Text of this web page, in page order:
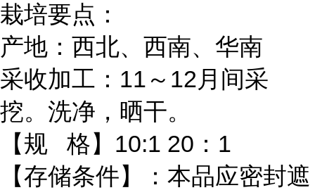
栽培要点：
产地：西北、西南、华南
采收加工：11～12月间采
挖。洗净，晒干。
【规 格】10:1 20：1
【存储条件】：本品应密封遮